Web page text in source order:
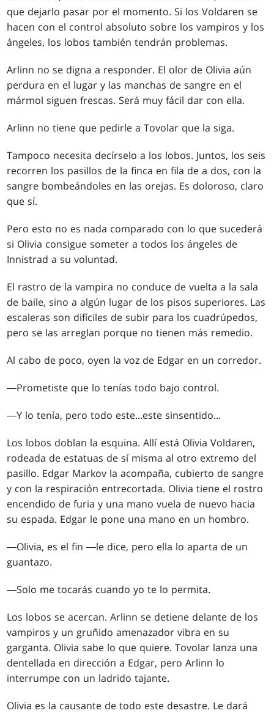
que dejarlo pasar por el momento. Si los Voldaren se
hacen con el control absoluto sobre los vampiros y los
ángeles, los lobos también tendrán problemas.
Arlinn no se digna a responder. El olor de Olivia aún
perdura en el lugar y las manchas de sangre en el
mármol siguen frescas. Será muy fácil dar con ella.
Arlinn no tiene que pedirle a Tovolar que la siga.
Tampoco necesita decírselo a los lobos. Juntos, los seis
recorren los pasillos de la finca en fila de a dos, con la
sangre bombeándoles en las orejas. Es doloroso, claro
que sí.
Pero esto no es nada comparado con lo que sucederá
si Olivia consigue someter a todos los ángeles de
Innistrad a su voluntad.
El rastro de la vampira no conduce de vuelta a la sala
de baile, sino a algún lugar de los pisos superiores. Las
escaleras son difíciles de subir para los cuadrúpedos,
pero se las arreglan porque no tienen más remedio.
Al cabo de poco, oyen la voz de Edgar en un corredor.
―Prometiste que lo tenías todo bajo control.
―Y lo tenía, pero todo este...este sinsentido...
Los lobos doblan la esquina. Allí está Olivia Voldaren,
rodeada de estatuas de sí misma al otro extremo del
pasillo. Edgar Markov la acompaña, cubierto de sangre
y con la respiración entrecortada. Olivia tiene el rostro
encendido de furia y una mano vuela de nuevo hacia
su espada. Edgar le pone una mano en un hombro.
―Olivia, es el fin ―le dice, pero ella lo aparta de un
guantazo.
―Solo me tocarás cuando yo te lo permita.
Los lobos se acercan. Arlinn se detiene delante de los
vampiros y un gruñido amenazador vibra en su
garganta. Olivia sabe lo que quiere. Tovolar lanza una
dentellada en dirección a Edgar, pero Arlinn lo
interrumpe con un ladrido tajante.
Olivia es la causante de todo este desastre. Le dará